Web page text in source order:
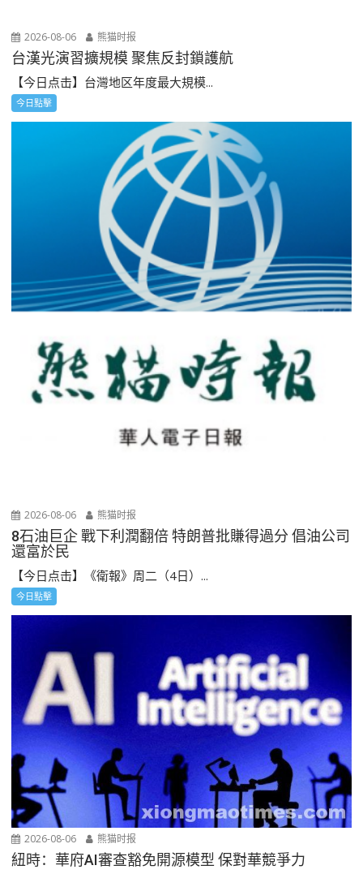
2026-08-06 熊猫时报
台漢光演習擴規模 聚焦反封鎖護航
【今日点击】台灣地区年度最大規模...
今日點擊
2026-08-06 熊猫时报
8石油巨企 戰下利潤翻倍 特朗普批賺得過分 倡油公司
還富於民
【今日点击】《衛報》周二（4日）...
今日點擊
2026-08-06 熊猫时报
紐時：華府AI審查豁免開源模型 保對華競爭力